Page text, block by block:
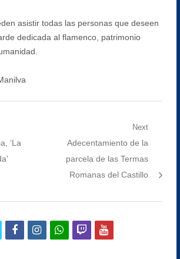
asistir todas las personas que deseen
dedicada al flamenco, patrimonio
‘La
Next
Next
post:
Adecentamiento de la
parcela de las Termas
Romanas del Castillo
twitterfacebookinstagramwhatsapp
twitchyoutube